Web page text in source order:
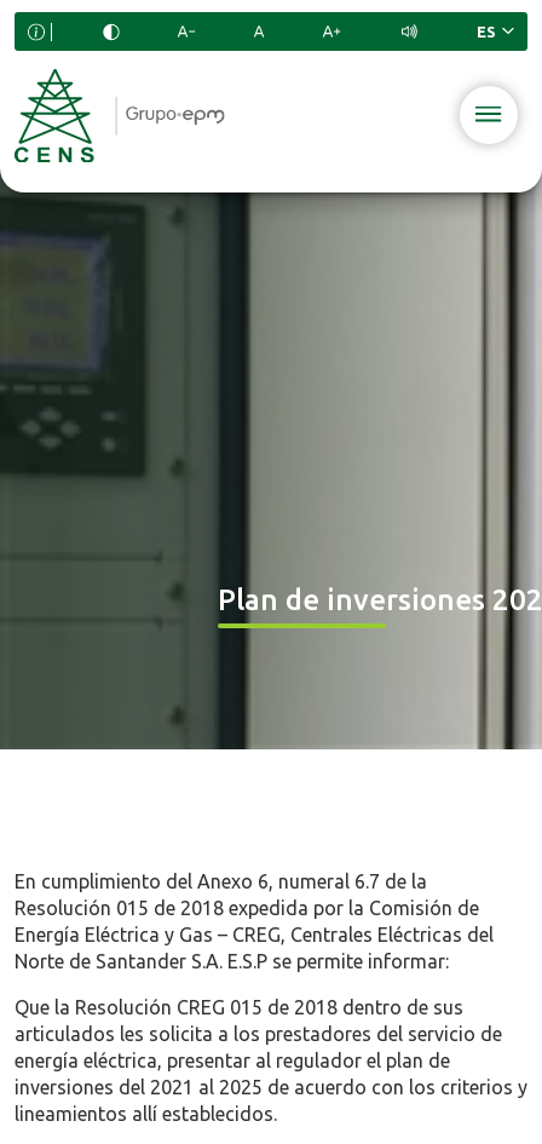
Plan de inversiones
En cumplimiento del Anexo 6, numeral 6.7 de la
Resolución 015 de 2018 expedida por la Comisión de
Energía Eléctrica y Gas – CREG, Centrales Eléctricas del
Norte de Santander S.A. E.S.P se permite informar:
Que la Resolución CREG 015 de 2018 dentro de sus
articulados les solicita a los prestadores del servicio de
energía eléctrica, presentar al regulador el plan de
inversiones del 2021 al 2025 de acuerdo con los criterios y
lineamientos allí establecidos.